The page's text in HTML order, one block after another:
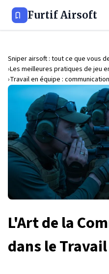
Furtif Airsoft
Sniper airsoft : tout ce que vous
Les meilleures pratiques de jeu
Travail en équipe :
L'Art de la
dans le